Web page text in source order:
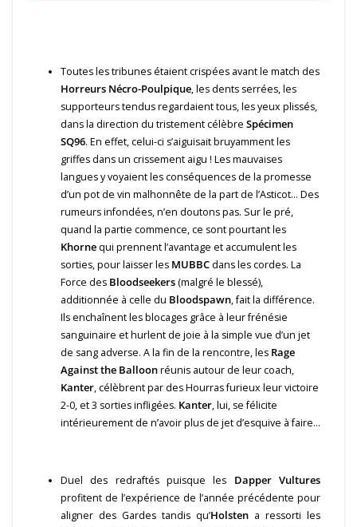
Toutes les tribunes étaient crispées avant le match des
Horreurs Nécro-Poulpique, les dents serrées, les
supporteurs tendus regardaient tous, les yeux plissés,
dans la direction du tristement célèbre Spécimen
SQ96. En effet, celui-ci s’aiguisait bruyamment les
griffes dans un crissement aigu ! Les mauvaises
langues y voyaient les conséquences de la promesse
d’un pot de vin malhonnête de la part de l’Asticot… Des
rumeurs infondées, n’en doutons pas. Sur le pré,
quand la partie commence, ce sont pourtant les
Khorne qui prennent l’avantage et accumulent les
sorties, pour laisser les MUBBC dans les cordes. La
Force des Bloodseekers (malgré le blessé),
additionnée à celle du Bloodspawn, fait la différence.
Ils enchaînent les blocages grâce à leur frénésie
sanguinaire et hurlent de joie à la simple vue d’un jet
de sang adverse. A la fin de la rencontre, les Rage
Against the Balloonréunis autour de leur coach,
Kanter, célèbrent par des Hourras furieux leur victoire
2-0, et 3 sorties infligées. Kanter, lui, se félicite
intérieurement de n’avoir plus de jet d’esquive à faire…
Duel des redraftés puisque les Dapper Vultures
profitent de l’expérience de l’année précédente pour
aligner des Gardes tandis qu’Holsten a ressorti les